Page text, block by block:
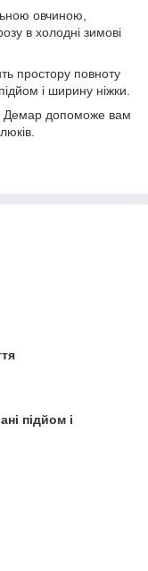
овчиною,
в холодні зимові
простору повноту
і ширину ніжки.
Демар допоможе вам
підйом і